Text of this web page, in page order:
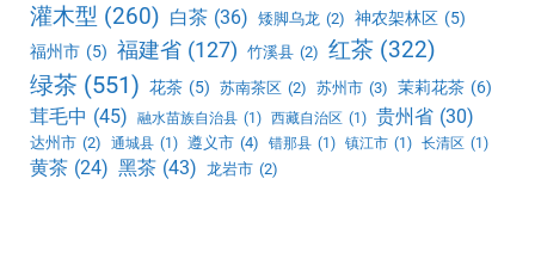
灌木型 (260) 白茶 (36) 矮脚乌龙 (2) 神农架林区 (5)
福州市 (5) 福建省 (127) 竹溪县 (2) 红茶 (322)
绿茶 (551) 花茶 (5) 苏南茶区 (2) 苏州市 (3) 茉莉花茶 (6)
茸毛中 (45) 融水苗族自治县 (1) 西藏自治区 (1) 贵州省 (30)
达州市 (2) 通城县 (1) 遵义市 (4) 错那县 (1) 镇江市 (1) 长清区 (1)
黄茶 (24) 黑茶 (43) 龙岩市 (2)